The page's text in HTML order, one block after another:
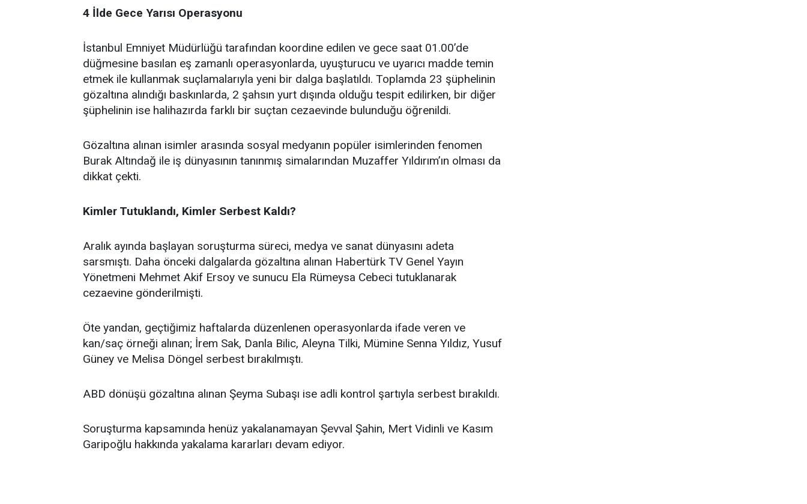
4 İlde Gece Yarısı Operasyonu
İstanbul Emniyet Müdürlüğü tarafından koordine edilen ve gece saat 01.00’de
düğmesine basılan eş zamanlı operasyonlarda, uyuşturucu ve uyarıcı madde temin
etmek ile kullanmak suçlamalarıyla yeni bir dalga başlatıldı. Toplamda 23 şüphelinin
gözaltına alındığı baskınlarda, 2 şahsın yurt dışında olduğu tespit edilirken, bir diğer
şüphelinin ise halihazırda farklı bir suçtan cezaevinde bulunduğu öğrenildi.
Gözaltına alınan isimler arasında sosyal medyanın popüler isimlerinden fenomen
Burak Altındağ ile iş dünyasının tanınmış simalarından Muzaffer Yıldırım’ın olması da
dikkat çekti.
Kimler Tutuklandı, Kimler Serbest Kaldı?
Aralık ayında başlayan soruşturma süreci, medya ve sanat dünyasını adeta
sarsmıştı. Daha önceki dalgalarda gözaltına alınan Habertürk TV Genel Yayın
Yönetmeni Mehmet Akif Ersoy ve sunucu Ela Rümeysa Cebeci tutuklanarak
cezaevine gönderilmişti.
Öte yandan, geçtiğimiz haftalarda düzenlenen operasyonlarda ifade veren ve
kan/saç örneği alınan; İrem Sak, Danla Bilic, Aleyna Tilki, Mümine Senna Yıldız, Yusuf
Güney ve Melisa Döngel serbest bırakılmıştı.
ABD dönüşü gözaltına alınan Şeyma Subaşı ise adli kontrol şartıyla serbest bırakıldı.
Soruşturma kapsamında henüz yakalanamayan Şevval Şahin, Mert Vidinli ve Kasım
Garipoğlu hakkında yakalama kararları devam ediyor.